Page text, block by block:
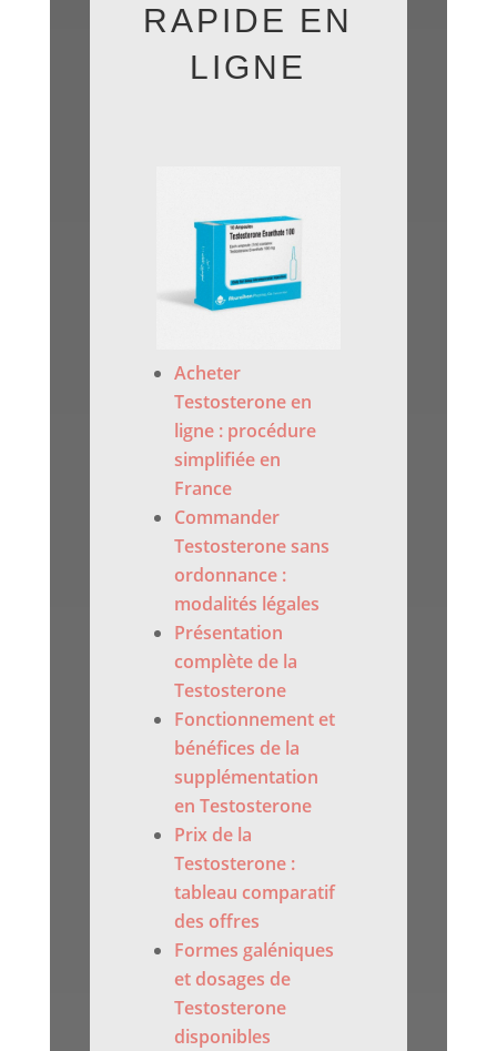
RAPIDE EN
LIGNE
Acheter
Testosterone en
ligne : procédure
simplifiée en
France
Commander
Testosterone sans
ordonnance :
modalités légales
Présentation
complète de la
Testosterone
Fonctionnement et
bénéfices de la
supplémentation
en Testosterone
Prix de la
Testosterone :
tableau comparatif
des offres
Formes galéniques
et dosages de
Testosterone
disponibles